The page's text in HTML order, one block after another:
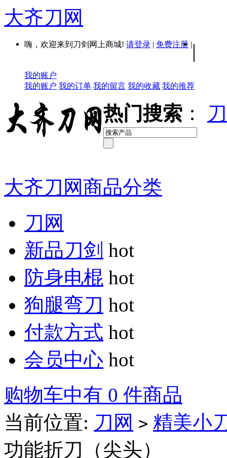
大齐刀网
嗨，欢迎来到刀剑网上商城! 请登录 | 免费注册 | |
我的账户
我的账户 我的订单 我的留言 我的收藏 我的推荐
热门搜索 ：
大齐刀网商品分类
刀网
新品刀剑 hot
防身电棍 hot
狗腿弯刀 hot
付款方式 hot
会员中心 hot
购物车中有 0 件商品
当前位置: 刀网 > 精美小
功能折刀（尖头）